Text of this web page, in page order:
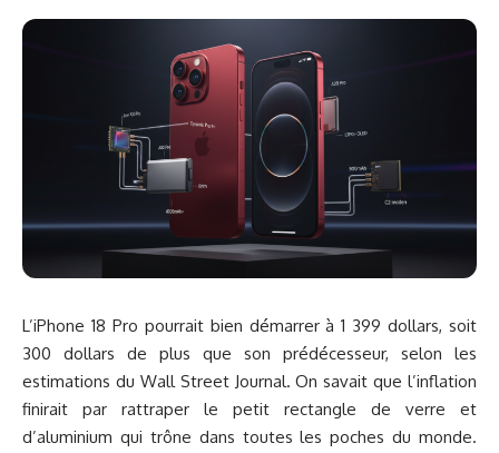
L’iPhone 18 Pro pourrait bien démarrer à 1 399 dollars, soit
300 dollars de plus que son prédécesseur, selon les
estimations du Wall Street Journal. On savait que l’inflation
finirait par rattraper le petit rectangle de verre et
d’aluminium qui trône dans toutes les poches du monde.